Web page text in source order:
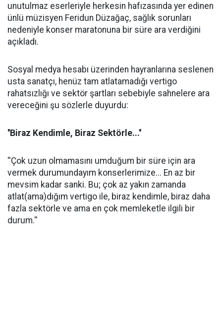
unutulmaz eserleriyle herkesin hafızasında yer edinen
ünlü müzisyen Feridun Düzağaç, sağlık sorunları
nedeniyle konser maratonuna bir süre ara verdiğini
açıkladı.
Sosyal medya hesabı üzerinden hayranlarına seslenen
usta sanatçı, henüz tam atlatamadığı vertigo
rahatsızlığı ve sektör şartları sebebiyle sahnelere ara
vereceğini şu sözlerle duyurdu:
''Biraz Kendimle, Biraz Sektörle...''
''Çok uzun olmamasını umduğum bir süre için ara
vermek durumundayım konserlerimize... En az bir
mevsim kadar sanki. Bu; çok az yakın zamanda
atlat(ama)dığım vertigo ile, biraz kendimle, biraz daha
fazla sektörle ve ama en çok memleketle ilgili bir
durum.''